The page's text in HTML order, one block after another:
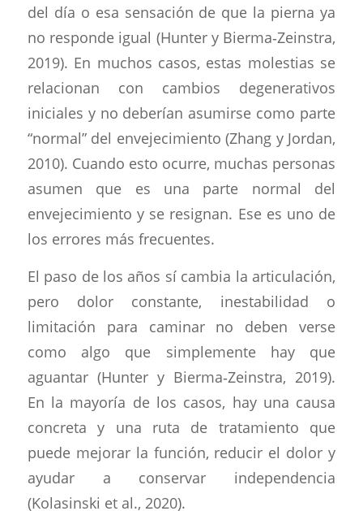
del día o esa sensación de que la pierna ya
no responde igual (Hunter y Bierma‑Zeinstra,
2019). En muchos casos, estas molestias se
relacionan con cambios degenerativos
iniciales y no deberían asumirse como parte
“normal” del envejecimiento (Zhang y Jordan,
2010). Cuando esto ocurre, muchas personas
asumen que es una parte normal del
envejecimiento y se resignan. Ese es uno de
los errores más frecuentes.
El paso de los años sí cambia la articulación,
pero dolor constante, inestabilidad o
limitación para caminar no deben verse
como algo que simplemente hay que
aguantar (Hunter y Bierma‑Zeinstra, 2019).
En la mayoría de los casos, hay una causa
concreta y una ruta de tratamiento que
puede mejorar la función, reducir el dolor y
ayudar a conservar independencia
(Kolasinski et al., 2020).